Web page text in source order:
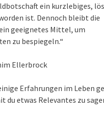
ein kurzlebiges,
ist. Dennoch bleibt die
geeignetes Mittel, um
zu bespiegeln.“
Ellerbrock
Erfahrungen im Leben
du etwas Relevantes zu